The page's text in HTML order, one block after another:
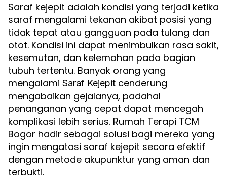
Saraf kejepit adalah kondisi yang terjadi ketika
saraf mengalami tekanan akibat posisi yang
tidak tepat atau gangguan pada tulang dan
otot. Kondisi ini dapat menimbulkan rasa sakit,
kesemutan, dan kelemahan pada bagian
tubuh tertentu. Banyak orang yang
mengalami Saraf Kejepit cenderung
mengabaikan gejalanya, padahal
penanganan yang cepat dapat mencegah
komplikasi lebih serius. Rumah Terapi TCM
Bogor hadir sebagai solusi bagi mereka yang
ingin mengatasi saraf kejepit secara efektif
dengan metode akupunktur yang aman dan
terbukti.